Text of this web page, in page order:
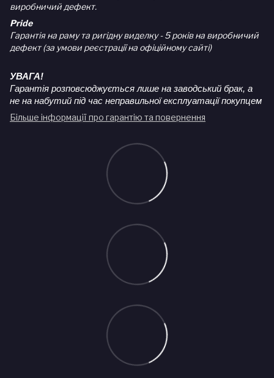
виробничий дефект.
Pride
Гарантія на раму та ригідну виделку - 5 років на виробничий
дефект (за умови реєстрації на офіційному сайті)
УВАГА!
Гарантія розповсюджується лише на заводський брак, а
не на набутий під час неправильної експлуатації покупцем
Більше інформації про гарантію та повернення